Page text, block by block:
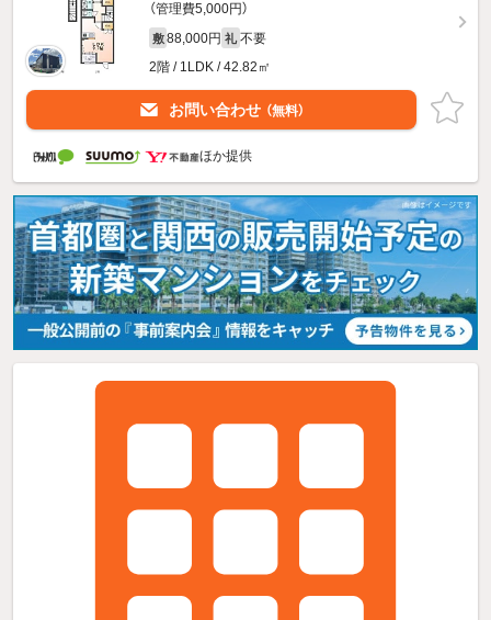
（管理費5,000円）
敷 88,000円 礼 不要
2階 / 1LDK / 42.82㎡
お問い合わせ （無料）
ほか提供